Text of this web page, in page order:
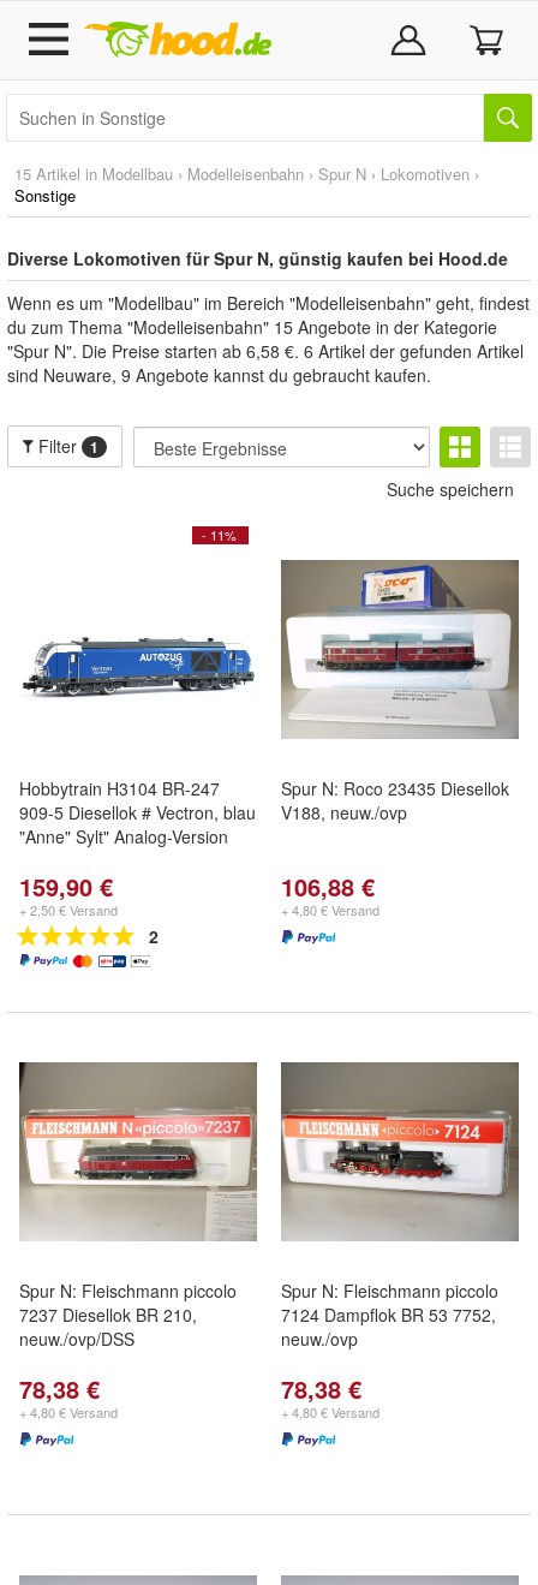
15 Artikel in Modellbau › Modelleisenbahn › Spur N › Lokomotiven ›
Sonstige
Diverse Lokomotiven für Spur N, günstig kaufen bei Hood.de
Wenn es um "Modellbau" im Bereich "Modelleisenbahn" geht, findest
du zum Thema "Modelleisenbahn" 15 Angebote in der Kategorie
"Spur N". Die Preise starten ab 6,58 €. 6 Artikel der gefunden Artikel
sind Neuware, 9 Angebote kannst du gebraucht kaufen.
Filter 1
Suche speichern
- 11%
Hobbytrain H3104 BR-247
909-5 Diesellok # Vectron, blau
"Anne" Sylt" Analog-Version
159,90 €
+ 2,50 € Versand
2
Spur N: Roco 23435 Diesellok
V188, neuw./ovp
106,88 €
+ 4,80 € Versand
Spur N: Fleischmann piccolo
7237 Diesellok BR 210,
neuw./ovp/DSS
78,38 €
+ 4,80 € Versand
Spur N: Fleischmann piccolo
7124 Dampflok BR 53 7752,
neuw./ovp
78,38 €
+ 4,80 € Versand